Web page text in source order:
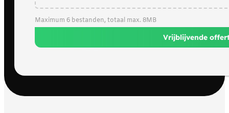
Maximum 6 bestanden, totaal max. 8MB
Vrijblijvende